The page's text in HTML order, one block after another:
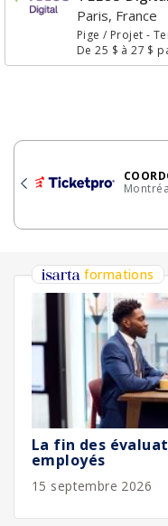
Paris, France
Pige / Projet -
De 25 $ à 27 $
formations
La fin des
employés
15 septembre 2026